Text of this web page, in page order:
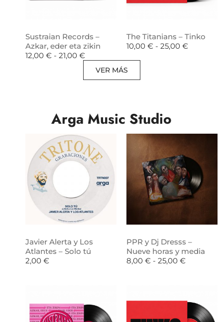
Sustraian Records –
Azkar, eder eta zikin
12,00 € - 21,00 €
The Titanians – Tinko
10,00 € - 25,00 €
VER MÁS
Arga Music Studio
Javier Alerta y Los
Atlantes – Solo tú
2,00 €
PPR y Dj Dresss –
Nueve horas y media
8,00 € - 25,00 €